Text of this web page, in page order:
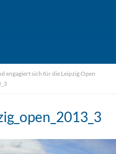
engagiert sich für die Leipzig Open